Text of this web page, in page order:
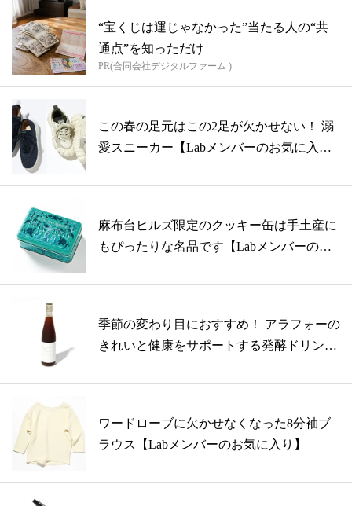
“宝くじは運じゃなかった”当たる人の“共
通点”を知っただけ
PR(合同会社デジタルファーム )
この春の足元はこの2足が欠かせない！ 溺
愛スニーカー【Labメンバーのお気に入
麻布台ヒルズ限定のクッキー缶は手土産に
もぴったりな名品です【Labメンバーのお
季節の変わり目におすすめ！ アラフォーの
きれいと健康をサポートする発酵ドリンク
ワードローブに欠かせなくなった8分袖ブ
ラウス【Labメンバーのお気に入り】